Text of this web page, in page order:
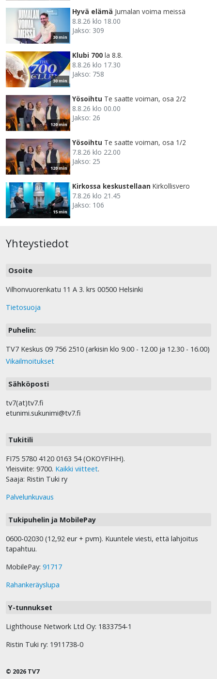
30 min
Hyvä elämä Jumalan voima meissä
8.8.26 klo 18.00
Jakso: 309
30 min
Klubi 700 la 8.8.
8.8.26 klo 17.30
Jakso: 758
120 min
Yösoihtu Te saatte voiman, osa 2/2
8.8.26 klo 00.00
Jakso: 26
120 min
Yösoihtu Te saatte voiman, osa 1/2
7.8.26 klo 22.00
Jakso: 25
15 min
Kirkossa keskustellaan Kirkollisvero
7.8.26 klo 21.45
Jakso: 106
Yhteystiedot
Osoite
Vilhonvuorenkatu 11 A 3. krs 00500 Helsinki
Tietosuoja
Puhelin:
TV7 Keskus 09 756 2510 (arkisin klo 9.00 - 12.00 ja 12.30 - 16.00)
Vikailmoitukset
Sähköposti
tv7(at)tv7.fi
etunimi.sukunimi@tv7.fi
Tukitili
FI75 5780 4120 0163 54 (OKOYFIHH).
Yleisviite: 9700. Kaikki viitteet.
Saaja: Ristin Tuki ry
Palvelunkuvaus
Tukipuhelin ja MobilePay
0600-02030 (12,92 eur + pvm). Kuuntele viesti, että lahjoitus
tapahtuu.
MobilePay: 91717
Rahankeräyslupa
Y-tunnukset
Lighthouse Network Ltd Oy: 1833754-1
Ristin Tuki ry: 1911738-0
© 2026 TV7